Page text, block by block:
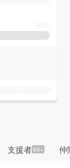
支援者99+ 仲